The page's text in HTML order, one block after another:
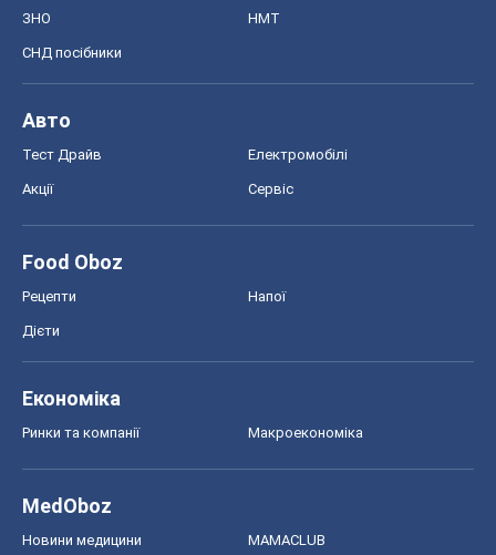
ЗНО НМТ
СНД посібники
Авто
Тест Драйв Електромобілі
Акції Сервіс
Food Oboz
Рецепти Напої
Дієти
Економіка
Ринки та компанії Макроекономіка
MedOboz
Новини медицини MAMACLUB